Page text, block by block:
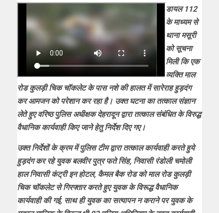
डायल 112
के माध्यम से
थाना मसूरी
को सूचना
मिली कि एक
व्यक्ति माल
रोड कुलड़ी चिक चॉकलेट के पास नशे की हालत में सारेराह हुड़दंग
कर आमजन को परेशान कर रहा है। उक्त घटना का तत्काल संज्ञान
लेते हुए वरिष्ठ पुलिस अधीक्षक देहरादून द्वारा तत्काल संबंधित के विरुद्ध
वैधानिक कार्यवाही किए जाने हेतु निर्देश दिए गए।
उक्त निर्देशों के क्रम में पुलिस टीम द्वारा तत्काल कार्यवाही करते हुये
हुड़दंग कर रहे युवक बलवीर पुत्र फते सिंह, निवासी रंडोली चमोली
हाल निवासी कंट्री इन होटल, कैमल बैक रोड को माल रोड कुलड़ी
चिक चॉकलेट से गिरफ्तार करते हुए युवक के विरूद्ध वैधानिक
कार्यवाही की गई, साथ ही युवक का सत्यापन न कराने पर युवक के